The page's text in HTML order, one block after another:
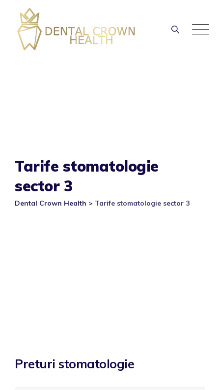
content
Tarife stomatologie
sector 3
Dental Crown Health > Tarife stomatologie sector 3
Preturi stomatologie